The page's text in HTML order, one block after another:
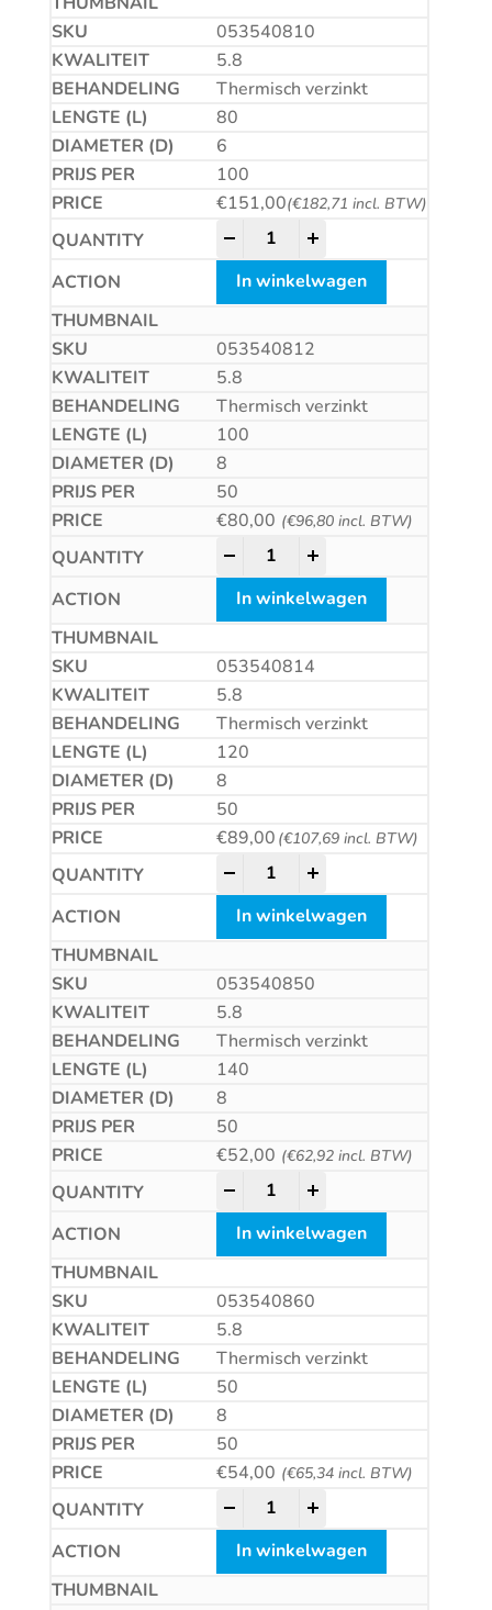
053540810
5.8
Thermisch verzinkt
80
6
100
€151,00(€182,71 incl. BTW)
Betonschroef CS quantity
In winkelwagen
053540812
5.8
Thermisch verzinkt
100
8
50
€80,00 (€96,80incl. BTW)
Betonschroef CS quantity
In winkelwagen
053540814
5.8
Thermisch verzinkt
120
8
50
€89,00 (€107,69incl. BTW)
Betonschroef CS quantity
In winkelwagen
053540850
5.8
Thermisch verzinkt
140
8
50
€52,00 (€62,92incl. BTW)
Betonschroef CS quantity
In winkelwagen
053540860
5.8
Thermisch verzinkt
50
8
50
€54,00 (€65,34incl. BTW)
Betonschroef CS quantity
In winkelwagen